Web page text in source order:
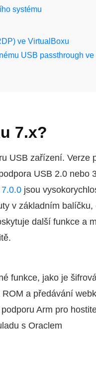
systému
ve VirtualBoxu
USB passthrough ve
7.x?
USB zařízení. Verze
USB 2.0 nebo
jsou
v základním balíčku,
další funkce a
funkce, jako je
a předávání
Arm pro
s Oraclem